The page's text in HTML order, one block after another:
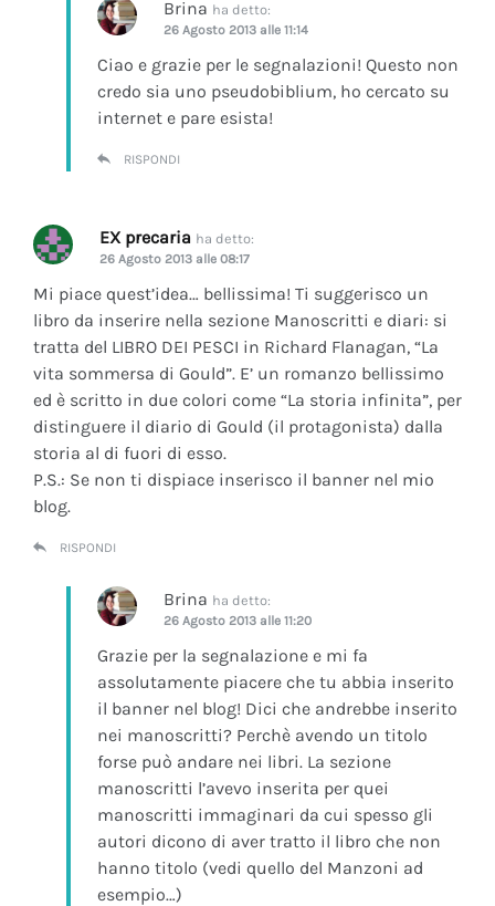
Brina ha detto:
26 Agosto 2013 alle 11:14
Ciao e grazie per le segnalazioni! Questo non
credo sia uno pseudobiblium, ho cercato su
internet e pare esista!
RISPONDI
EX precaria ha detto:
26 Agosto 2013 alle 08:17
Mi piace quest’idea… bellissima! Ti suggerisco un
libro da inserire nella sezione Manoscritti e diari: si
tratta del LIBRO DEI PESCI in Richard Flanagan, “La
vita sommersa di Gould”. E’ un romanzo bellissimo
ed è scritto in due colori come “La storia infinita”, per
distinguere il diario di Gould (il protagonista) dalla
storia al di fuori di esso.
P.S.: Se non ti dispiace inserisco il banner nel mio
blog.
RISPONDI
Brina ha detto:
26 Agosto 2013 alle 11:20
Grazie per la segnalazione e mi fa
assolutamente piacere che tu abbia inserito
il banner nel blog! Dici che andrebbe inserito
nei manoscritti? Perchè avendo un titolo
forse può andare nei libri. La sezione
manoscritti l’avevo inserita per quei
manoscritti immaginari da cui spesso gli
autori dicono di aver tratto il libro che non
hanno titolo (vedi quello del Manzoni ad
esempio…)